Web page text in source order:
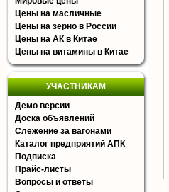
Цены на масличные
Цены на зерно в России
Цены на АК в Китае
Цены на витамины в Китае
УЧАСТНИКАМ
Демо версии
Доска объявлений
Слежение за вагонами
Каталог предприятий АПК
Подписка
Прайс-листы
Вопросы и ответы